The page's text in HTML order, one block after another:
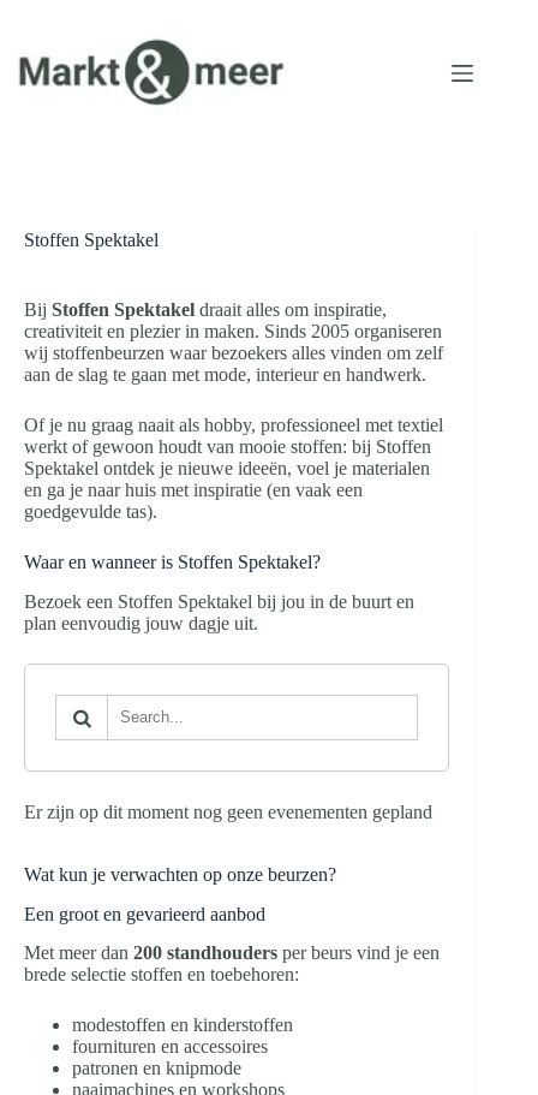
de
inhoud
Stoffen Spektakel
Bij Stoffen Spektakel draait alles om inspiratie,
creativiteit en plezier in maken. Sinds 2005 organiseren
wij stoffenbeurzen waar bezoekers alles vinden om zelf
aan de slag te gaan met mode, interieur en handwerk.
Of je nu graag naait als hobby, professioneel met textiel
werkt of gewoon houdt van mooie stoffen: bij Stoffen
Spektakel ontdek je nieuwe ideeën, voel je materialen
en ga je naar huis met inspiratie (en vaak een
goedgevulde tas).
Waar en wanneer is Stoffen Spektakel?
Bezoek een Stoffen Spektakel bij jou in de buurt en
plan eenvoudig jouw dagje uit.
Er zijn op dit moment nog geen evenementen gepland
Wat kun je verwachten op onze beurzen?
Een groot en gevarieerd aanbod
Met meer dan 200 standhouders per beurs vind je een
brede selectie stoffen en toebehoren:
modestoffen en kinderstoffen
fournituren en accessoires
patronen en knipmode
naaimachines en workshops